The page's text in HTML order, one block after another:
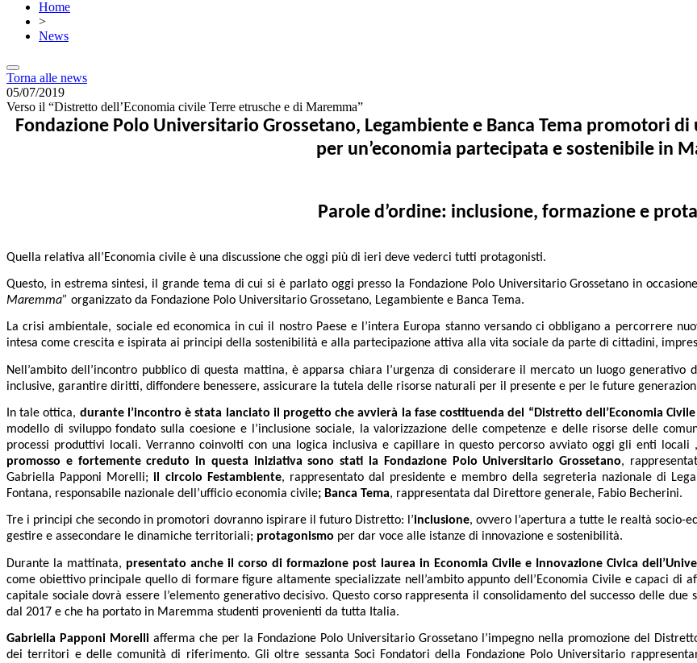
Home
>
News
Torna alle news
05/07/2019
Verso il “Distretto dell’Economia civile Terre etrusche e di Maremma”
Fondazione Polo Universitario Grossetano, Legambiente e Banca Tema promotori
per un’economia partecipata e sostenibile in
Parole d’ordine: inclusione, formazione e
Quella relativa all’Economia civile è una discussione che oggi più di ieri deve vederci tutti protagonisti.
Questo, in estrema sintesi, il grande tema di cui si è parlato oggi presso la Fondazione Polo Universitario Grossetano in
Maremma” organizzato da Fondazione Polo Universitario Grossetano, Legambiente e Banca Tema.
La crisi ambientale, sociale ed economica in cui il nostro Paese e l’intera Europa stanno versando ci obbligano a percorrere
intesa come crescita e ispirata ai principi della sostenibilità e alla partecipazione attiva alla vita sociale da parte di cittadini,
Nell’ambito dell’incontro pubblico di questa mattina, è apparsa chiara l’urgenza di considerare il mercato un luogo
inclusive, garantire diritti, diffondere benessere, assicurare la tutela delle risorse naturali per il presente e per le future
In tale ottica, durante l’incontro è stata lanciato il progetto che avvierà la fase costituenda del “Distretto dell’Economia
modello di sviluppo fondato sulla coesione e l’inclusione sociale, la valorizzazione delle competenze e delle risorse delle
processi produttivi locali. Verranno coinvolti con una logica inclusiva e capillare in questo percorso avviato oggi gli enti
promosso e fortemente creduto in questa iniziativa sono stati la Fondazione Polo Universitario Grossetano,
Gabriella Papponi Morelli;il circolo Festambiente, rappresentato dal presidente e membro della segreteria nazionale di
Fontana, responsabile nazionale dell’ufficio economia civile; Banca Tema, rappresentata dal Direttore generale, Fabio Becherini.
Tre i principi che secondo in promotori dovranno ispirare il futuro Distretto: l’inclusione, ovvero l’apertura a tutte le realtà socio-
gestire e assecondare le dinamiche territoriali; protagonismo per dar voce alle istanze di innovazione e sostenibilità.
Durante la mattinata, presentato anche il corso di formazione post laurea in Economia Civile e Innovazione Civica
come obiettivo principale quello di formare figure altamente specializzate nell’ambito appunto dell’Economia Civile e capaci
capitale sociale dovrà essere l’elemento generativo decisivo. Questo corso rappresenta il consolidamento del successo delle
dal 2017 e che ha portato in Maremma studenti provenienti da tutta Italia.
Gabriella Papponi Morelli afferma che per la Fondazione Polo Universitario Grossetano l’impegno nella promozione del
dei territori e delle comunità di riferimento. Gli oltre sessanta Soci Fondatori della Fondazione Polo Universitario